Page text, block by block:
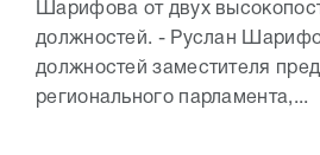
Шарифова от двух
должностей. - Руслан
должностей заместителя
регионального парламента,...